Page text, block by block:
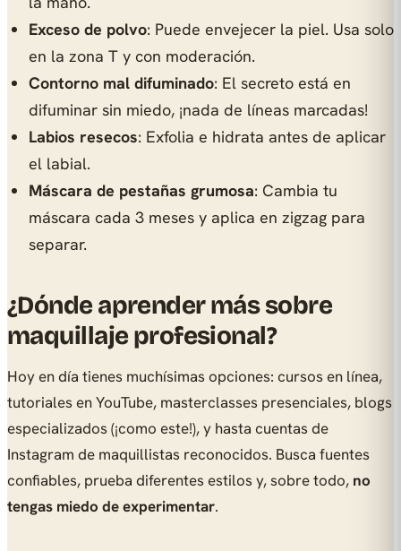
Exceso de polvo: Puede envejecer la piel. Usa solo
en la zona T y con moderación.
Contorno mal difuminado: El secreto está en
difuminar sin miedo, ¡nada de líneas marcadas!
Labios resecos: Exfolia e hidrata antes de aplicar
el labial.
Máscara de pestañas grumosa: Cambia tu
máscara cada 3 meses y aplica en zigzag para
separar.
¿Dónde aprender más sobre
maquillaje profesional?
Hoy en día tienes muchísimas opciones: cursos en línea,
tutoriales en YouTube, masterclasses presenciales, blogs
especializados (¡como este!), y hasta cuentas de
Instagram de maquillistas reconocidos. Busca fuentes
confiables, prueba diferentes estilos y, sobre todo, no
tengas miedo de experimentar.